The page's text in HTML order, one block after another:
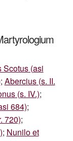
Scotus (asi
; Abercius (s. II.
(s. IV.);
684);
720);
; Nunilo et